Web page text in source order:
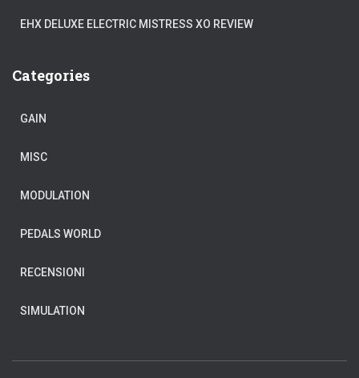
EHX DELUXE ELECTRIC MISTRESS XO REVIEW
Categories
GAIN
MISC
MODULATION
PEDALS WORLD
RECENSIONI
SIMULATION